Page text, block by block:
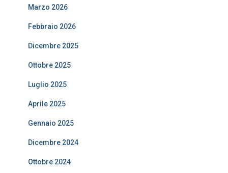
Marzo 2026
Febbraio 2026
Dicembre 2025
Ottobre 2025
Luglio 2025
Aprile 2025
Gennaio 2025
Dicembre 2024
Ottobre 2024